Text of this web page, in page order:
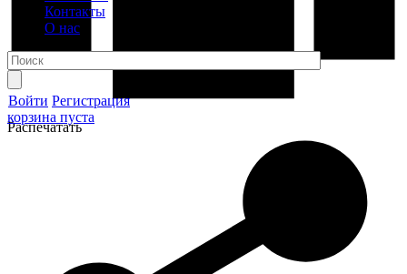
Контакты
О нас
Войти Регистрация
корзина пуста
Распечатать